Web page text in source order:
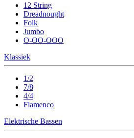
12 String
Dreadnought
Folk
Jumbo
O-OO-OOO
Klassiek
1/2
7/8
4/4
Flamenco
Elektrische Bassen